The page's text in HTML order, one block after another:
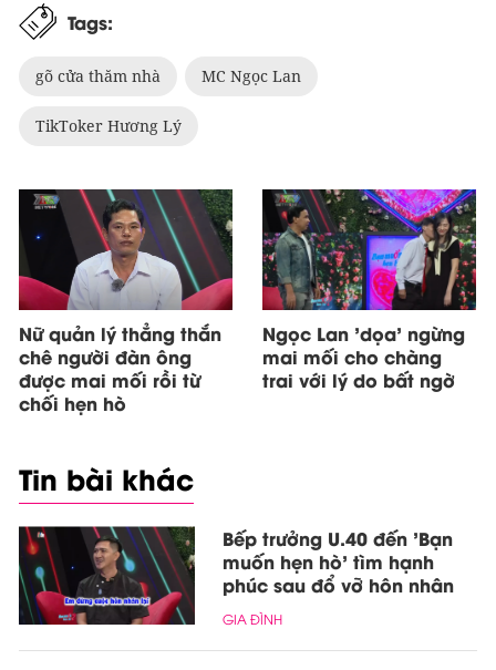
Tags:
gõ cửa thăm nhà MC Ngọc Lan
TikToker Hương Lý
Nữ quản lý thẳng thắn
chê người đàn ông
được mai mối rồi từ
chối hẹn hò
Ngọc Lan 'dọa' ngừng
mai mối cho chàng
trai với lý do bất ngờ
Tin bài khác
Bếp trưởng U.40 đến 'Bạn
muốn hẹn hò' tìm hạnh
phúc sau đổ vỡ hôn nhân
GIA ĐÌNH